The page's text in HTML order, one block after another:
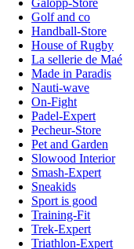
Golf and co
Handball-Store
House of Rugby
La sellerie de Maé
Made in Paradis
Nauti-wave
On-Fight
Padel-Expert
Pecheur-Store
Pet and Garden
Slowood Interior
Smash-Expert
Sneakids
Sport is good
Training-Fit
Trek-Expert
Triathlon-Expert